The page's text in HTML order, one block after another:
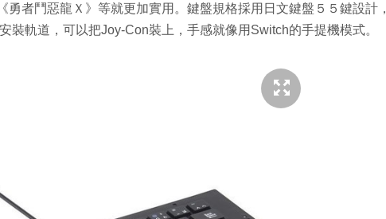
勇者鬥惡龍Ｘ》等就更加實用。鍵盤規格採用日文鍵盤５５鍵設計，
裝軌道，可以把Joy-Con裝上，手感就像用Switch的手提機模式。